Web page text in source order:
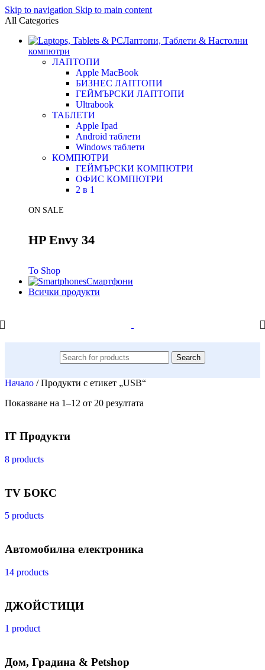
Skip to navigation Skip to main content
All Categories
Лаптопи, Таблети & Настолни
компютри
ЛАПТОПИ
Apple MacBook
БИЗНЕС ЛАПТОПИ
ГЕЙМЪРСКИ ЛАПТОПИ
Ultrabook
ТАБЛЕТИ
Apple Ipad
Android таблети
Windows таблети
КОМПЮТРИ
ГЕЙМЪРСКИ КОМПЮТРИ
ОФИС КОМПЮТРИ
2 в 1
ON SALE
HP Envy 34
To Shop
Смартфони
Всички продукти
Search
Начало / Продукти с етикет „USB“
Показване на 1–12 от 20 резултата
IT Продукти
8 products
TV БОКС
5 products
Автомобилна електроника
14 products
ДЖОЙСТИЦИ
1 product
Дом, Градина & Petshop